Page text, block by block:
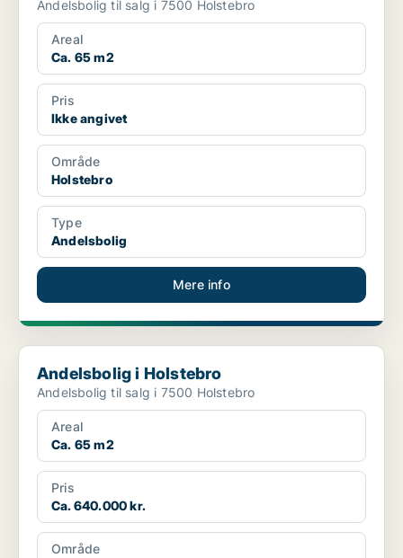
Andelsbolig til salg i 7500 Holstebro
Areal
Ca. 65 m2
Pris
Ikke angivet
Område
Holstebro
Type
Andelsbolig
Mere info
Andelsbolig i Holstebro
Andelsbolig i Holstebro
Andelsbolig til salg i 7500 Holstebro
Areal
Ca. 65 m2
Pris
Ca. 640.000 kr.
Område